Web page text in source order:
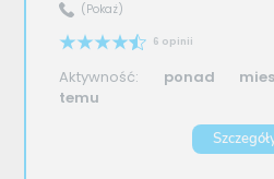
(Pokaż)
6 opinii
Aktywność: ponad
temu